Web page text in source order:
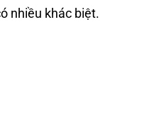
nhiều khác biệt.